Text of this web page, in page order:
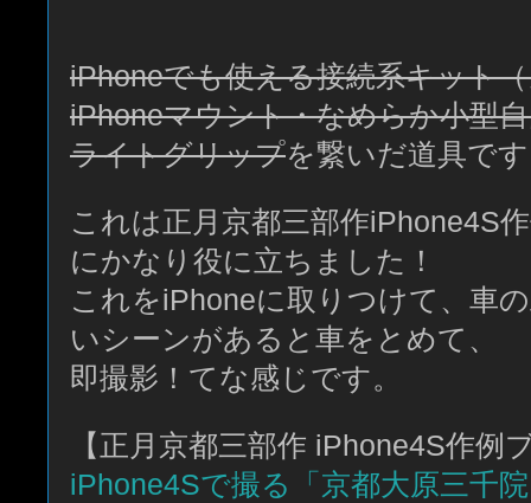
iPhoneでも使える接続系キット
iPhoneマウント・なめらか小型
ライトグリップを繋いだ道具で
これは正月京都三部作iPhone4S
にかなり役に立ちました！
これをiPhoneに取りつけて、車
いシーンがあると車をとめて、
即撮影！てな感じです。
【正月京都三部作 iPhone4S作例
iPhone4Sで撮る「京都大原三千